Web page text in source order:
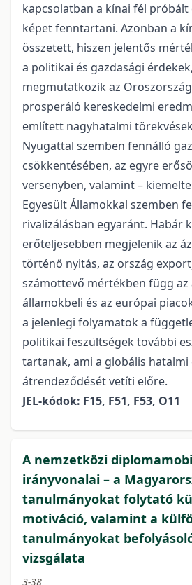
kapcsolatban a kínai fél próbált
képet fenntartani. Azonban a
összetett, hiszen jelentős
a politikai és gazdasági
megmutatkozik az
prosperáló kereskedelmi
említett nagyhatalmi
Nyugattal szemben fennálló
csökkentésében, az egyre
versenyben, valamint –
Egyesült Államokkal szemben
rivalizálásban egyaránt. Habár
erőteljesebben megjelenik az
történő nyitás, az ország
számottevő mértékben függ
államokbeli és az európai
a jelenlegi folyamatok a
politikai feszültségek további
tartanak, ami a globális hatalmi
átrendeződését vetíti előre.
JEL-kódok: F15, F51, F53, O11
A nemzetközi
irányvonalai – a
tanulmányokat folytató
motiváció, valamint a
tanulmányokat
vizsgálata
3-38